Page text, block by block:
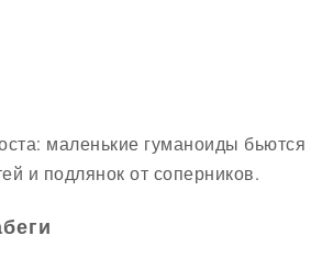
маленькие гуманоиды
и подлянок от соперников.